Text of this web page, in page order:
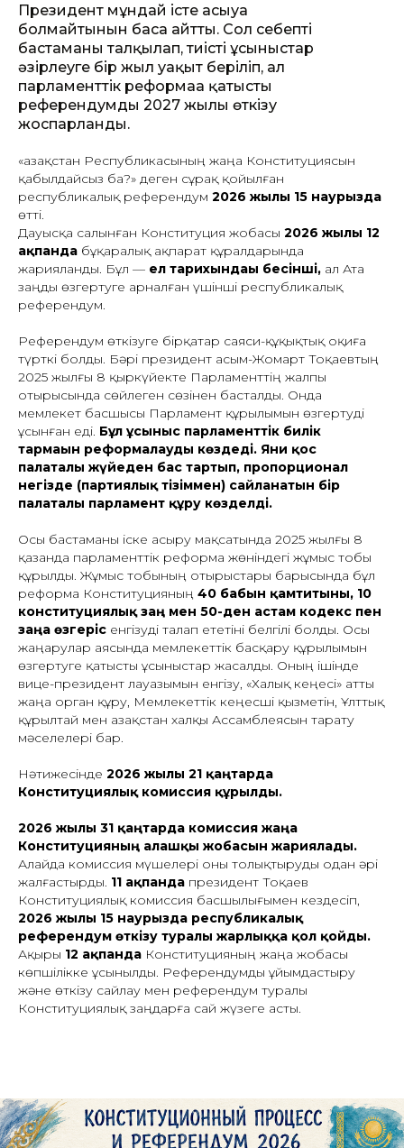
Президент мұндай істе асығуға
болмайтынын баса айтты. Сол себепті
бастаманы талқылап, тиісті ұсыныстар
әзірлеуге бір жыл уақыт беріліп, ал
парламенттік реформаға қатысты
референдумды 2027 жылы өткізу
жоспарланды.
«Қазақстан Республикасының жаңа Конституциясын
қабылдайсыз ба?» деген сұрақ қойылған
республикалық референдум 2026 жылғы 15 наурызда
өтті.
Дауысқа салынған Конституция жобасы 2026 жылғы 12
ақпанда бұқаралық ақпарат құралдарында
жарияланды. Бұл — ел тарихындағы бесінші, ал Ата
заңды өзгертуге арналған үшінші республикалық
референдум.
Референдум өткізуге бірқатар саяси-құқықтық оқиға
түрткі болды. Бәрі президент Қасым-Жомарт Тоқаевтың
2025 жылғы 8 қыркүйекте Парламенттің жалпы
отырысында сөйлеген сөзінен басталды. Онда
мемлекет басшысы Парламент құрылымын өзгертуді
ұсынған еді. Бұл ұсыныс парламенттік билік
тармағын реформалауды көздеді. Яғни қос
палаталы жүйеден бас тартып, пропорционал
негізде (партиялық тізіммен) сайланатын бір
палаталы парламент құру көзделді.
Осы бастаманы іске асыру мақсатында 2025 жылғы 8
қазанда парламенттік реформа жөніндегі жұмыс тобы
құрылды. Жұмыс тобының отырыстары барысында бұл
реформа Конституцияның 40 бабын қамтитыны, 10
конституциялық заң мен 50-ден астам кодекс пен
заңға өзгеріс енгізуді талап ететіні белгілі болды. Осы
жаңарулар аясында мемлекеттік басқару құрылымын
өзгертуге қатысты ұсыныстар жасалды. Оның ішінде
вице-президент лауазымын енгізу, «Халық кеңесі» атты
жаңа орган құру, Мемлекеттік кеңесші қызметін, Ұлттық
құрылтай мен Қазақстан халқы Ассамблеясын тарату
мәселелері бар.
Нәтижесінде 2026 жылғы 21 қаңтарда
Конституциялық комиссия құрылды.
2026 жылғы 31 қаңтарда комиссия жаңа
Конституцияның алғашқы жобасын жариялады.
Алайда комиссия мүшелері оны толықтыруды одан әрі
жалғастырды. 11 ақпанда президент Тоқаев
Конституциялық комиссия басшылығымен кездесіп,
2026 жылғы 15 наурызда республикалық
референдум өткізу туралы жарлыққа қол қойды.
Ақыры 12 ақпанда Конституцияның жаңа жобасы
көпшілікке ұсынылды. Референдумды ұйымдастыру
және өткізу сайлау мен референдум туралы
Конституциялық заңдарға сай жүзеге асты.